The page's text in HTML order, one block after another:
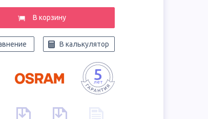
В корзину
В калькулятор